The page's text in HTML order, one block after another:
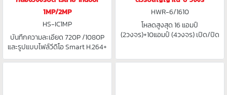
1MP/2MP
HS-IC1MP
บันทึกความละเอียด 720P /1080P
และรูปแบบไฟล์วีดิโอ Smart H.264+
รหัส HS-IC1MP รหัส HS-IC2MP
HWR-6/1610
โหลดสูงสุด 16 แอมป์
(2วงจร)+10แอมป์ (4วงจร) เปิด/ปิด